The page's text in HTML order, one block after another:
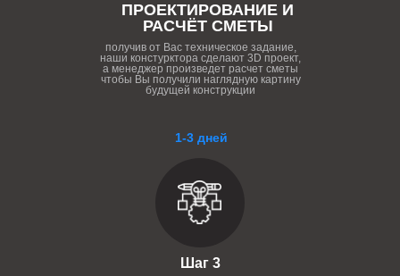
1-3 дней
Шаг 3
ПРОЕКТИРОВАНИЕ И
РАСЧЁТ СМЕТЫ
получив от Вас техническое задание,
наши констурктора сделают 3D проект,
а менеджер произведет расчет сметы
чтобы Вы получили наглядную картину
будущей конструкции